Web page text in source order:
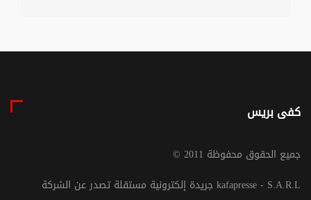
كفى بريس
© جميع الحقوق محفوظة 2011
جريدة إلكترونية مستقلة تصدر عن الشركة kafapresse - S.A.R.L